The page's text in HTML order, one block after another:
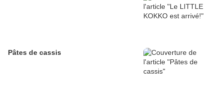
Pâtes de cassis